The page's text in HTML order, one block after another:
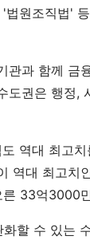
원조직법'
관과 함께 금
도권은 행정,
역대 최고
역대 최고치
33억3000
할 수 있는